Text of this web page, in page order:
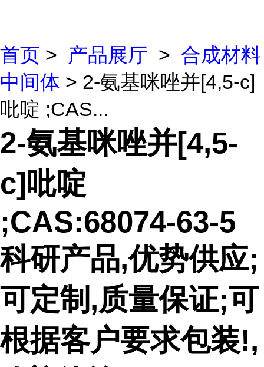
首页 > 产品展厅 > 合成材料
中间体 > 2-氨基咪唑并[4,5-c]
吡啶 ;CAS...
2-氨基咪唑并[4,5-
c]吡啶
;CAS:68074-63-5
科研产品,优势供应;
可定制,质量保证;可
根据客户要求包装!,